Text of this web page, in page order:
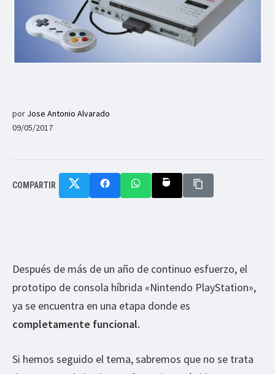
por Jose Antonio Alvarado
09/05/2017
COMPARTIR
Después de más de un año de continuo esfuerzo, el
prototipo de consola híbrida «Nintendo PlayStation»,
ya se encuentra en una etapa donde es
completamente funcional.
Si hemos seguido el tema, sabremos que no se trata